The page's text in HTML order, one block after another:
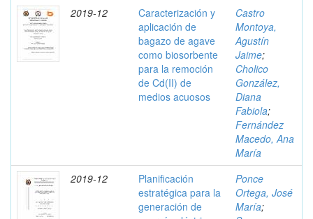
2019-12
Caracterización y
aplicación de
bagazo de agave
como biosorbente
para la remoción
de Cd(II) de
medios acuosos
Castro
Montoya,
Agustín
Jaime;
Cholico
González,
Diana
Fabiola;
Fernández
Macedo, Ana
María
2019-12
Planificación
estratégica para la
generación de
Ponce
Ortega, José
María;